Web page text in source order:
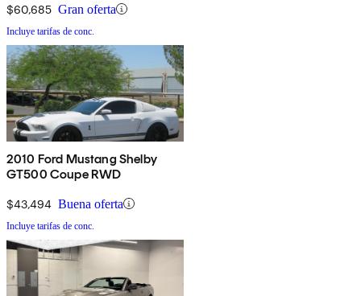
$60,685 Gran oferta
Incluye tarifas de conc.
2010 Ford Mustang Shelby
GT500 Coupe RWD
$43,494 Buena oferta
Incluye tarifas de conc.